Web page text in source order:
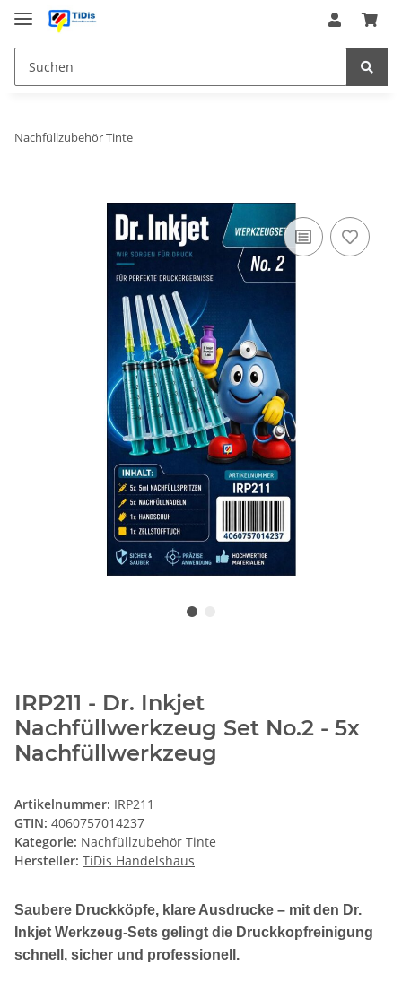
Nachfüllzubehör Tinte
IRP211 - Dr. Inkjet
Nachfüllwerkzeug Set No.2 - 5x
Nachfüllwerkzeug
Artikelnummer: IRP211
GTIN: 4060757014237
Kategorie: Nachfüllzubehör Tinte
Hersteller: TiDis Handelshaus
Saubere Druckköpfe, klare Ausdrucke – mit den Dr.
Inkjet Werkzeug‑Sets gelingt die Druckkopfreinigung
schnell, sicher und professionell.